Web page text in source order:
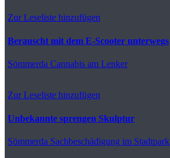
Zur Leseliste hinzufügen
Berauscht mit dem E-Scooter unterwegs
Sömmerda Cannabis am Lenker
Zur Leseliste hinzufügen
Unbekannte sprengen Skulptur
Sömmerda Sachbeschädigung im Stadtpark